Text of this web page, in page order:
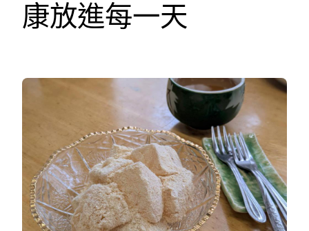
康放進每一天